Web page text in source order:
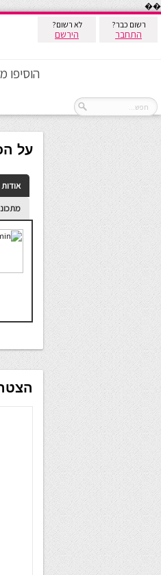
��
רשום כבר?
התחבר
לא רשום?
הירשם
הוסיפו
על
אודות